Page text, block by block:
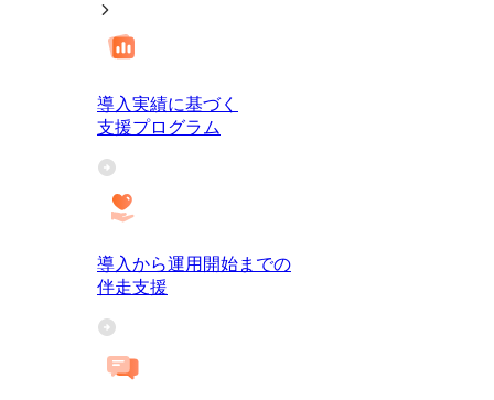
導入実績に基づく
支援プログラム
導入から運用開始までの
伴走支援